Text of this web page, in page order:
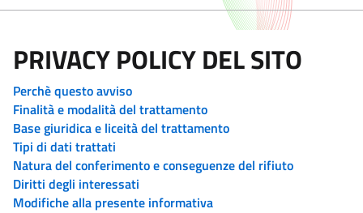
PRIVACY POLICY DEL SITO
Perchè questo avviso
Finalità e modalità del trattamento
Base giuridica e liceità del trattamento
Tipi di dati trattati
Natura del conferimento e conseguenze del rifiuto
Diritti degli interessati
Modifiche alla presente informativa